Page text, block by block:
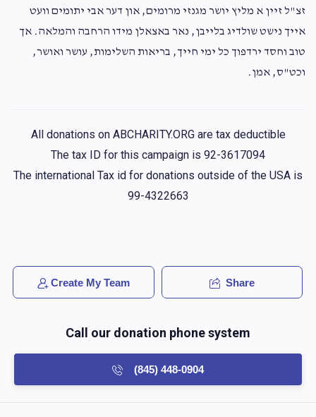
זצ"ל זיין א מליץ יושר מגנזי מרומים, און דער אבי יתומים וועט
אייך נישט שולדיג בלייבן, נאר באצאלן מידו הרחבה והמלאה. אך
טוב וחסד ירדפוך כל ימי חייך, בריאות השלימות, עושר ואושר,
וכט"ס, אמן.
All donations on ABCHARITY.ORG are tax deductible
The tax ID for this campaign is 92-3617094
The international Tax id for donations outside of the USA is
99-4322663
Create My Team Share
Call our donation phone system
(845) 448-0904